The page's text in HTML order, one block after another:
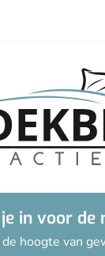
in voor de
hoogte van